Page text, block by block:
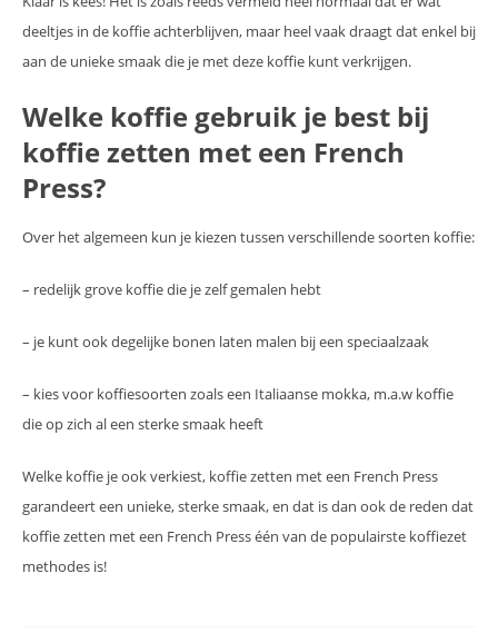
deeltjes in de koffie achterblijven, maar heel vaak draagt dat enkel bij
aan de unieke smaak die je met deze koffie kunt verkrijgen.
Welke koffie gebruik je best bij
koffie zetten met een French
Press?
Over het algemeen kun je kiezen tussen verschillende soorten koffie:
– redelijk grove koffie die je zelf gemalen hebt
– je kunt ook degelijke bonen laten malen bij een speciaalzaak
– kies voor koffiesoorten zoals een Italiaanse mokka, m.a.w koffie
die op zich al een sterke smaak heeft
Welke koffie je ook verkiest, koffie zetten met een French Press
garandeert een unieke, sterke smaak, en dat is dan ook de reden dat
koffie zetten met een French Press één van de populairste koffiezet
methodes is!